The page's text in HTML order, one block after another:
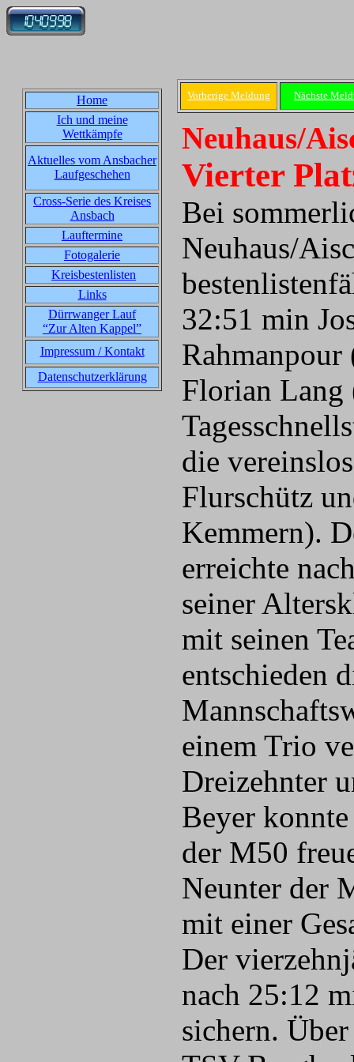
Home
Ich und meine
Wettkämpfe
Aktuelles vom Ansbacher
Laufgeschehen
Cross-Serie des Kreises
Ansbach
Lauftermine
Fotogalerie
Kreisbestenlisten
Links
Dürrwanger Lauf
“Zur Alten Kappel”
Impressum / Kontakt
Datenschutzerklärung
Vorherige Meldung Nächste
Neuhaus/
Vierter
Bei
Neuhaus/
32:51 min
Florian
die
Flurschütz
Kemmern).
erreichte
seiner
mit seinen
entschieden
einem Trio
Dreizehnter
Beyer
der M50
Neunter der
mit einer
Der
nach 25:12
sichern.